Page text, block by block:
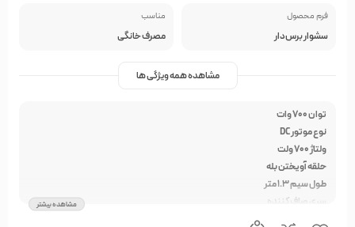
فرم محصول
سشوار برس‌دار
مناسب
مصرف خانگی
مشاهده همه ویژگی ها
توان 700 وات
نوع موتور DC
ولتاژ 700 ولت
حلقه آویختن بله
طول سیم 1.3 متر
سری صاف کننده
جنس المنت سرامیک
مشاهده بیشتر